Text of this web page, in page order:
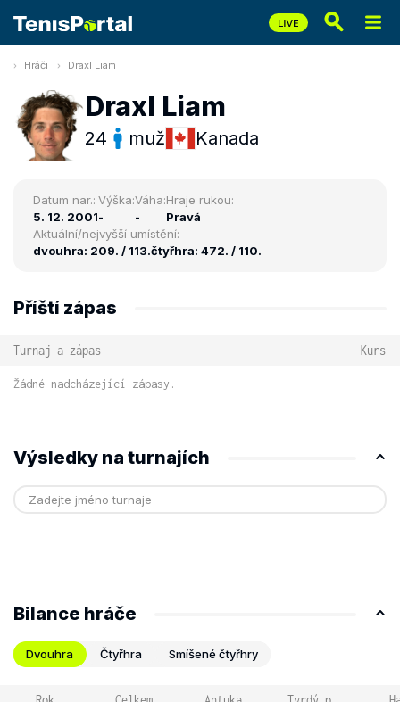
Hráči Draxl Liam
Draxl Liam
24 muž Kanada
Datum nar.:
5. 12. 2001
Výška:
-
Váha:
-
Hraje rukou:
Pravá
Aktuální/nejvyšší umístění:
dvouhra: 209. / 113.čtyřhra: 472. / 110.
Příští zápas
Turnaj a zápas Kurs
Žádné nadcházející zápasy.
Výsledky na turnajích
Bilance hráče
Dvouhra Čtyřhra Smíšené čtyřhry